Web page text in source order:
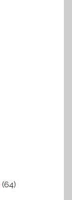
(64)